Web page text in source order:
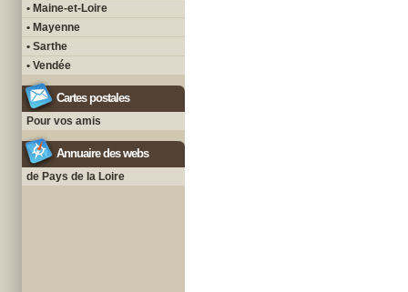
• Maine-et-Loire
• Mayenne
• Sarthe
• Vendée
Cartes postales
Pour vos amis
Annuaire des webs
de Pays de la Loire